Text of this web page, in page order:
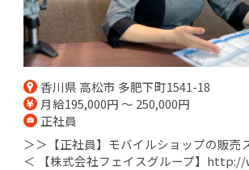
香川県 高松市 多肥下町1541-18
月給195,000円 ～ 250,000円
正社員
＞＞【正社員】モバイルショップの販売
＜ 【株式会社フェイスグループ】